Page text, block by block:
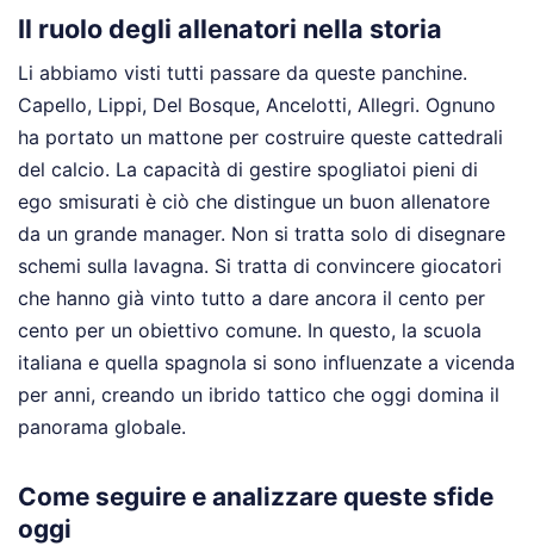
Il ruolo degli allenatori nella storia
Li abbiamo visti tutti passare da queste panchine.
Capello, Lippi, Del Bosque, Ancelotti, Allegri. Ognuno
ha portato un mattone per costruire queste cattedrali
del calcio. La capacità di gestire spogliatoi pieni di
ego smisurati è ciò che distingue un buon allenatore
da un grande manager. Non si tratta solo di disegnare
schemi sulla lavagna. Si tratta di convincere giocatori
che hanno già vinto tutto a dare ancora il cento per
cento per un obiettivo comune. In questo, la scuola
italiana e quella spagnola si sono influenzate a vicenda
per anni, creando un ibrido tattico che oggi domina il
panorama globale.
Come seguire e analizzare queste sfide
oggi